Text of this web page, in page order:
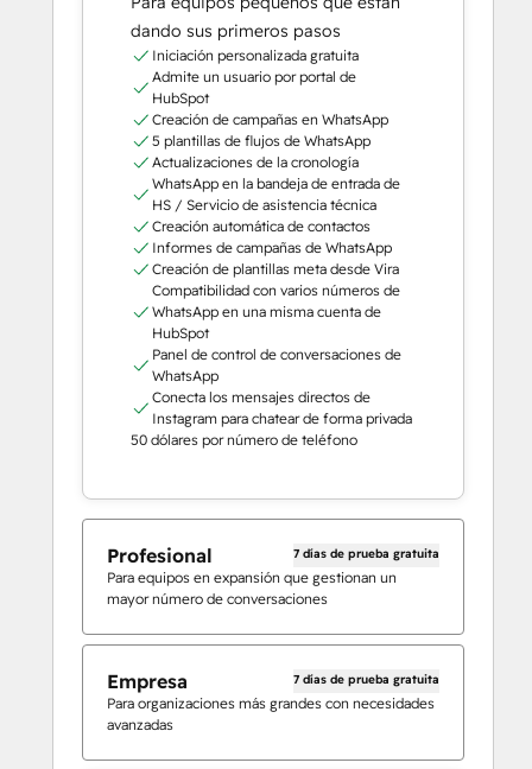
dando sus primeros pasos
Iniciación personalizada gratuita
Admite un usuario por portal de
HubSpot
Creación de campañas en WhatsApp
5 plantillas de flujos de WhatsApp
Actualizaciones de la cronología
WhatsApp en la bandeja de entrada de
HS / Servicio de asistencia técnica
Creación automática de contactos
Informes de campañas de WhatsApp
Creación de plantillas meta desde Vira
Compatibilidad con varios números de
WhatsApp en una misma cuenta de
HubSpot
Panel de control de conversaciones de
WhatsApp
Conecta los mensajes directos de
Instagram para chatear de forma privada
50 dólares por número de teléfono
Profesional 7 días de prueba gratuita
Para equipos en expansión que gestionan un
mayor número de conversaciones
Empresa 7 días de prueba gratuita
Para organizaciones más grandes con necesidades
avanzadas